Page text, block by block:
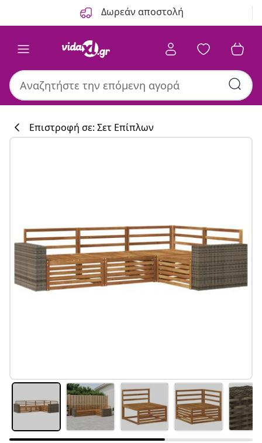
Δωρεάν αποστολή
#sharemevidaxl
Επιστροφή σε: Σετ Επίπλων